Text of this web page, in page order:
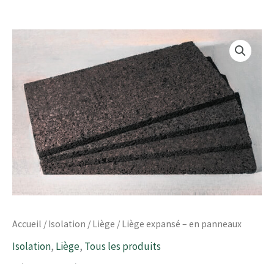
i
Accueil / Isolation / Liège / Liège expansé – en panneaux
Isolation, Liège, Tous les produits
Plage
de
prix :
12,20 €
à
212,32 €
panneaux